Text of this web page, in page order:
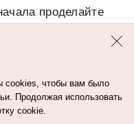
проделайте
повторите
cookies, чтобы вам было
Продолжая использовать
cookie.